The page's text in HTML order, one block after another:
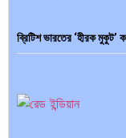
ব্রাজিল ও আর্জেন্টিনার কালো
ব্রিটিশ ভারতের ‘হীরক মুকুট’